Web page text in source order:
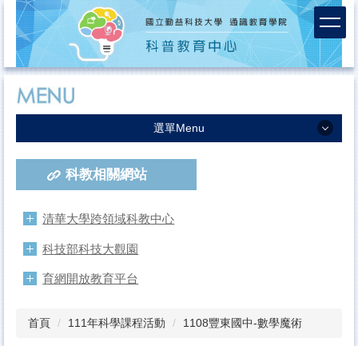
跳
到
主
要
內
容
區
選單Menu
服務團隊
課程活動成果
活動報名
連絡我們
科教相關網站
清華大學跨領域科教中心
科技部科技大觀園
育網開放教育平台
首頁 111年科學課程活動 1108豐東國中-數學魔術